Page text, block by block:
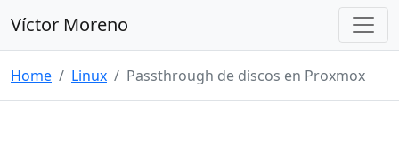
Víctor Moreno
Home / Linux / Passthrough de discos en Proxmox